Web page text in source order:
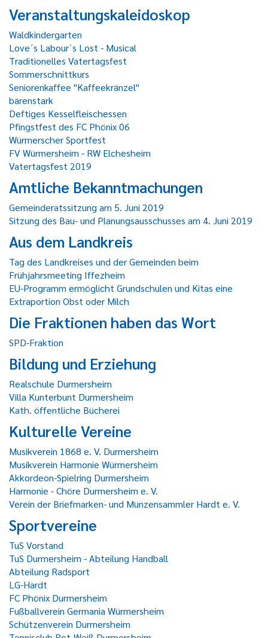
Veranstaltungskaleidoskop
Waldkindergarten
Love´s Labour´s Lost - Musical
Traditionelles Vatertagsfest
Sommerschnittkurs
Seniorenkaffee "Kaffeekränzel"
bärenstark
Deftiges Kesselfleischessen
Pfingstfest des FC Phönix 06
Würmerscher Sportfest
FV Würmersheim - RW Elchesheim
Vatertagsfest 2019
Amtliche Bekanntmachungen
Gemeinderatssitzung am 5. Juni 2019
Sitzung des Bau- und Planungsausschusses am 4. Juni 2019
Aus dem Landkreis
Tag des Landkreises und der Gemeinden beim
Frühjahrsmeeting Iffezheim
EU-Programm ermöglicht Grundschulen und Kitas eine
Extraportion Obst oder Milch
Die Fraktionen haben das Wort
SPD-Fraktion
Bildung und Erziehung
Realschule Durmersheim
Villa Kunterbunt Durmersheim
Kath. öffentliche Bücherei
Kulturelle Vereine
Musikverein 1868 e. V. Durmersheim
Musikverein Harmonie Würmersheim
Akkordeon-Spielring Durmersheim
Harmonie - Chöre Durmersheim e. V.
Verein der Briefmarken- und Münzensammler Hardt e. V.
Sportvereine
TuS Vorstand
TuS Durmersheim - Abteilung Handball
Abteilung Radsport
LG-Hardt
FC Phönix Durmersheim
Fußballverein Germania Würmersheim
Schützenverein Durmersheim